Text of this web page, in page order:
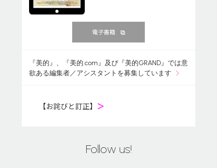
電子書籍
『美的』、『美的.com』及び『美的GRAND』では意
欲ある編集者／アシスタントを募集しています
【お詫びと訂正】 ＞
Follow us!